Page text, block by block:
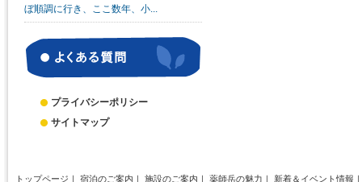
ぼ順調に行き、ここ数年、小...
プライバシーポリシー
サイトマップ
トップページ ｜ 宿泊のご案内 ｜ 施設のご案内 ｜ 薬師岳の魅力 ｜ 新着＆イベント情報 ｜